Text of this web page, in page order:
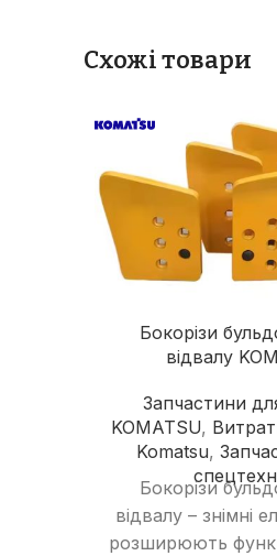
Схожі товари
Бокорізи
відвалу
Запчастини
KOMATSU,
Komatsu,
Бокорізи
відвалу – знімні
розширюють